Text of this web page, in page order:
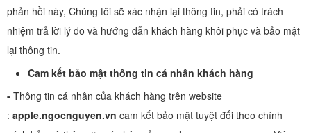
phản hồi này, Chúng tôi sẽ xác nhận lại thông tin, phải có trách
nhiệm trả lời lý do và hướng dẫn khách hàng khôi phục và bảo mật
lại thông tin.
Cam kết bảo mật thông tin cá nhân khách hàng
- Thông tin cá nhân của khách hàng trên website
: apple.ngocnguyen.vn cam kết bảo mật tuyệt đối theo chính